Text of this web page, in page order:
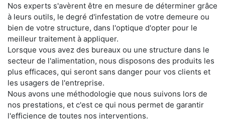
Nos experts s'avèrent être en mesure de déterminer grâce
à leurs outils, le degré d'infestation de votre demeure ou
bien de votre structure, dans l'optique d'opter pour le
meilleur traitement à appliquer.
Lorsque vous avez des bureaux ou une structure dans le
secteur de l'alimentation, nous disposons des produits les
plus efficaces, qui seront sans danger pour vos clients et
les usagers de l'entreprise.
Nous avons une méthodologie que nous suivons lors de
nos prestations, et c'est ce qui nous permet de garantir
l'efficience de toutes nos interventions.